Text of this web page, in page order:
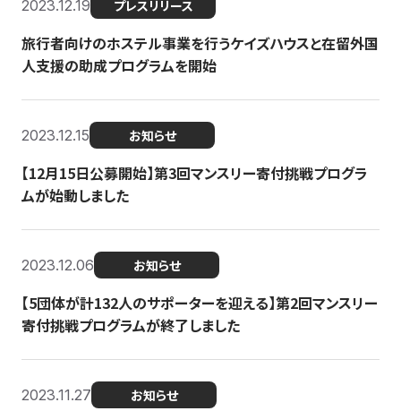
2023.12.19 プレスリリース
旅行者向けのホステル事業を行うケイズハウスと在留外国
人支援の助成プログラムを開始
2023.12.15 お知らせ
【12月15日公募開始】第3回マンスリー寄付挑戦プログラ
ムが始動しました
2023.12.06 お知らせ
【5団体が計132人のサポーターを迎える】第2回マンスリー
寄付挑戦プログラムが終了しました
2023.11.27 お知らせ